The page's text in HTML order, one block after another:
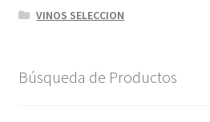
VINOS SELECCION
Búsqueda de Productos